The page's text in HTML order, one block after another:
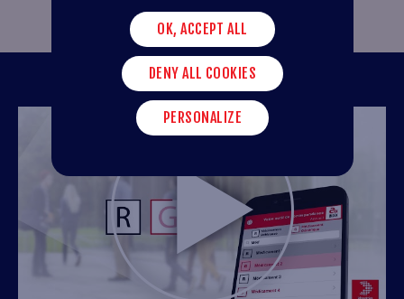
OK, ACCEPT ALL
DENY ALL COOKIES
PERSONALIZE